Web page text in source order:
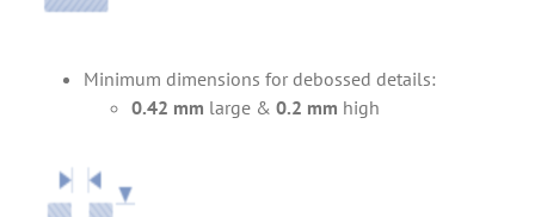
Minimum dimensions for debossed details:
0.42 mm large & 0.2 mm high